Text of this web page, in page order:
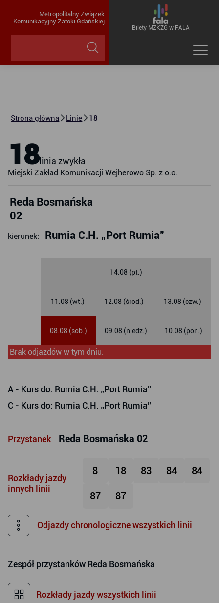
Metropolitalny Związek
Komunikacyjny Zatoki Gdańskiej
Bilety MZKZG w FALA
Strona główna Linie 18
18linia zwykła
Miejski Zakład Komunikacji Wejherowo Sp. z o.o.
Reda Bosmańska
02
kierunek: Rumia C.H. „Port Rumia”
08.08 (sob.) 09.08 (niedz.) 10.08 (pon.)
11.08 (wt.) 12.08 (środ.) 13.08 (czw.)
14.08 (pt.)
Brak odjazdów w tym dniu.
A - Kurs do: Rumia C.H. „Port Rumia”
C - Kurs do: Rumia C.H. „Port Rumia”
Przystanek Reda Bosmańska 02
Rozkłady jazdy
innych linii
8 18 83 84 84
87 87
Odjazdy chronologiczne wszystkich linii
Zespół przystanków Reda Bosmańska
Rozkłady jazdy wszystkich linii